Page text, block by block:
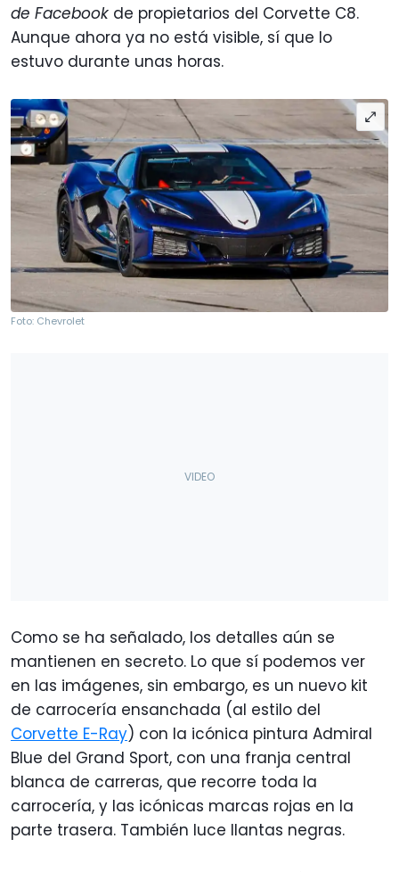
de Facebook de propietarios del Corvette C8.
Aunque ahora ya no está visible, sí que lo
estuvo durante unas horas.
Foto: Chevrolet
Como se ha señalado, los detalles aún se
mantienen en secreto. Lo que sí podemos ver
en las imágenes, sin embargo, es un nuevo kit
de carrocería ensanchada (al estilo del
Corvette E-Ray) con la icónica pintura Admiral
Blue del Grand Sport, con una franja central
blanca de carreras, que recorre toda la
carrocería, y las icónicas marcas rojas en la
parte trasera. También luce llantas negras.